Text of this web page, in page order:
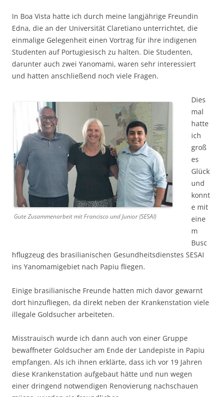
In Boa Vista hatte ich durch meine langjährige Freundin
Edna, die an der Universität Claretiano unterrichtet, die
einmalige Gelegenheit einen Vortrag für ihre indigenen
Studenten auf Portugiesisch zu halten. Die Studenten,
darunter auch zwei Yanomami, waren sehr interessiert
und hatten anschließend noch viele Fragen.
Gute Zusammenarbeit mit Francisco und Junior (SESAI)
Dies
mal
hatte
ich
groß
es
Glück
und
konnt
e mit
eine
m
Busc
hflugzeug des brasilianischen Gesundheitsdienstes SESAI
ins Yanomamigebiet nach Papiu fliegen.
Einige brasilianische Freunde hatten mich davor gewarnt
dort hinzufliegen, da direkt neben der Krankenstation viele
illegale Goldsucher arbeiteten.
Misstrauisch wurde ich dann auch von einer Gruppe
bewaffneter Goldsucher am Ende der Landepiste in Papiu
empfangen. Als ich ihnen erklärte, dass ich vor 19 Jahren
diese Krankenstation aufgebaut hätte und nun wegen
einer dringend notwendigen Renovierung nachschauen